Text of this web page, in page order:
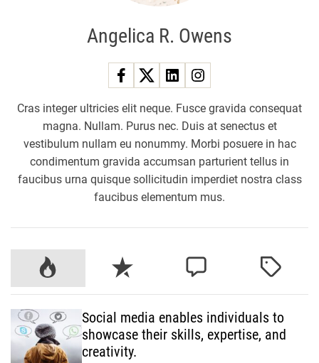
Angelica R. Owens
Cras integer ultricies elit neque. Fusce gravida consequat
magna. Nullam. Purus nec. Duis at senectus et
vestibulum nullam eu nonummy. Morbi posuere in hac
condimentum gravida accumsan parturient tellus in
faucibus urna quisque sollicitudin imperdiet nostra class
faucibus elementum mus.
P
u
l
a
R
e
e
n
t
C
m
e
T
g
e
Social media enables individuals to
showcase their skills, expertise, and
creativity.